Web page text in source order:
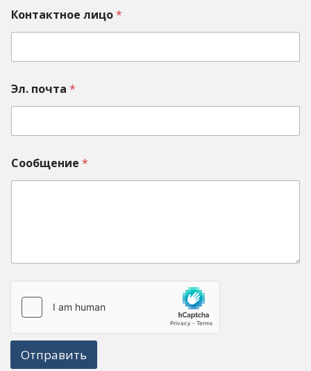
Контактное лицо*
Эл. почта *
Сообщение *
Отправить